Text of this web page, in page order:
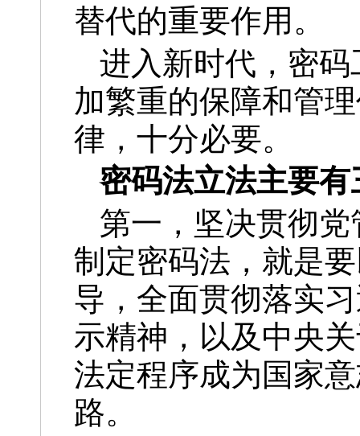
替代的重要作用。
进入新时代，密
加繁重的保障和管
律，十分必要。
密码法立法主要
第一，坚决贯彻
制定密码法，就是
导，全面贯彻落实
示精神，以及中央
法定程序成为国家
路。